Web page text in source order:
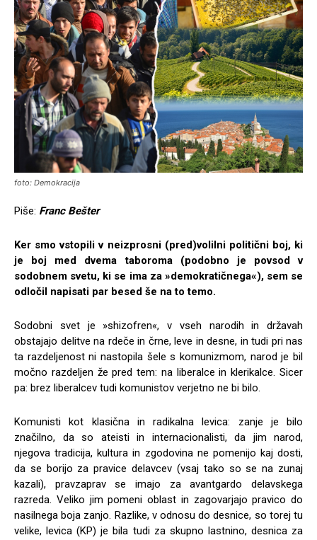
foto: Demokracija
Piše: Franc Bešter
Ker smo vstopili v neizprosni (pred)volilni politični boj, ki
je boj med dvema taboroma (podobno je povsod v
sodobnem svetu, ki se ima za »demokratičnega«), sem se
odločil napisati par besed še na to temo.
Sodobni svet je »shizofren«, v vseh narodih in državah
obstajajo delitve na rdeče in črne, leve in desne, in tudi pri nas
ta razdeljenost ni nastopila šele s komunizmom, narod je bil
močno razdeljen že pred tem: na liberalce in klerikalce. Sicer
pa: brez liberalcev tudi komunistov verjetno ne bi bilo.
Komunisti kot klasična in radikalna levica: zanje je bilo
značilno, da so ateisti in internacionalisti, da jim narod,
njegova tradicija, kultura in zgodovina ne pomenijo kaj dosti,
da se borijo za pravice delavcev (vsaj tako so se na zunaj
kazali), pravzaprav se imajo za avantgardo delavskega
razreda. Veliko jim pomeni oblast in zagovarjajo pravico do
nasilnega boja zanjo. Razlike, v odnosu do desnice, so torej tu
velike, levica (KP) je bila tudi za skupno lastnino, desnica za